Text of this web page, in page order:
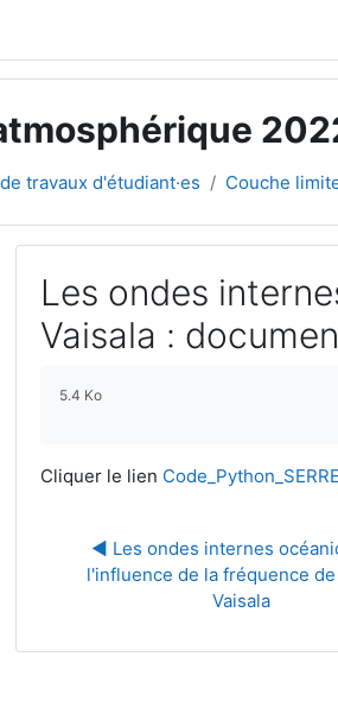
travaux d'étudiant·es Couche
Les ondes
Vaisala :
5.4 Ko
Cliquer le lien
◀︎ Les ondes internes
l'influence de la fréquence
Vaisala